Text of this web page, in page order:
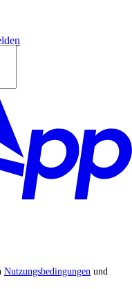
Nutzungsbedingungen und